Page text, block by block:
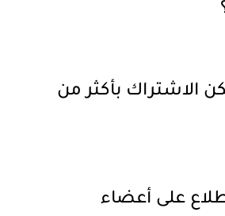
الاشتراك بأكثر من
على أعضاء